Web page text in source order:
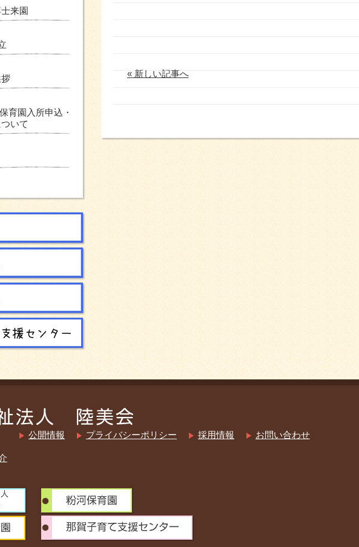
« 新しい記事へ
来園
育園入所申込・
いて
公開情報 プライバシーポリシー 採用情報 お問い合わせ